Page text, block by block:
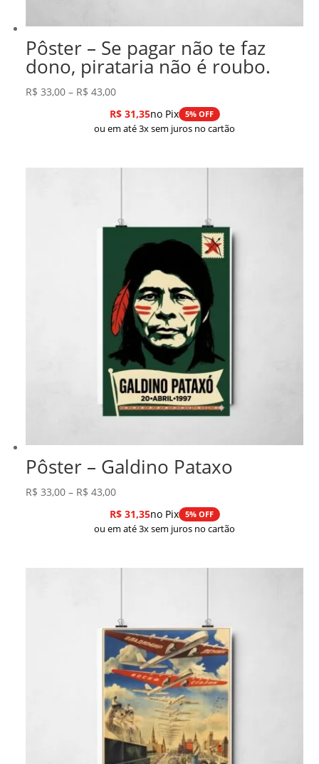
Pôster – Se pagar não te faz
dono, pirataria não é roubo.
R$ 33,00 – R$ 43,00Faixa
de
preço:
através
R$31,35no Pix 5% OFF
ou em até 3x sem juros no cartão
Pôster – Galdino Pataxo
R$ 33,00 – R$ 43,00Faixa
de
preço:
através
R$31,35no Pix 5% OFF
ou em até 3x sem juros no cartão